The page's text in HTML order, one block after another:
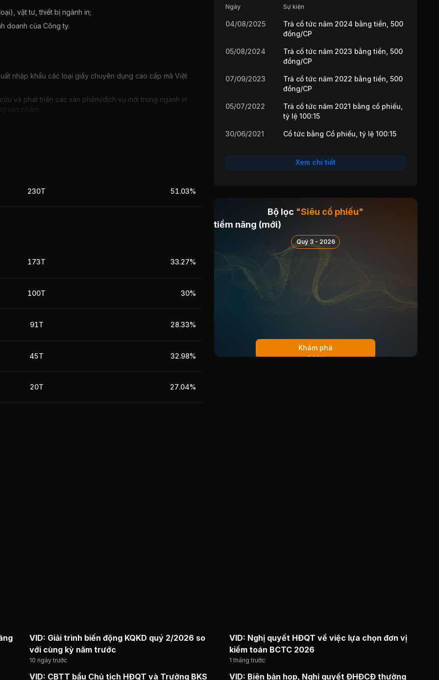
vật tư, thiết bị ngành in;
doanh của Công ty.
nhập khẩu các loại giấy chuyên dụng cao cấp mà Việt
và phát triển các sản phẩm/dịch vụ mới trong ngành in
sản phẩm;
Nam khi thuế được giảm xuống 0%.
loại giấy. Thị trường nguyên liệu giấy thu hồi (phế liệu)
230T 51.03%
173T 33.27%
100T 30%
91T 28.33%
45T 32.98%
20T 27.04%
Ngày Sự kiện
04/08/2025
Trả cổ tức năm 2024 bằng tiền, 500
đồng/CP
05/08/2024
Trả cổ tức năm 2023 bằng tiền, 500
đồng/CP
07/09/2023
Trả cổ tức năm 2022 bằng tiền, 500
đồng/CP
05/07/2022
Trả cổ tức năm 2021 bằng cổ phiếu,
tỷ lệ 100:15
30/06/2021 Cổ tức bằng Cổ phiếu, tỷ lệ 100:15
Xem chi tiết
Bộ lọc "Siêu cổ phiếu"
tiềm năng (mới)
Quý 3 - 2026
Khám phá
ngay
VID: Giải trình biến động KQKD quý 2/2026 so
với cùng kỳ năm trước
10 ngày trước
VID: Nghị quyết HĐQT về việc lựa chọn đơn vị
kiểm toán BCTC 2026
1 tháng trước
VID: CBTT bầu Chủ tịch HĐQT và Trưởng BKS VID: Biên bản họp, Nghị quyết ĐHĐCĐ thường